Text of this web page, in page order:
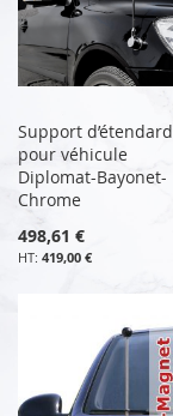
Support d’étendard
pour véhicule
Diplomat-Bayonet-
Chrome
498,61 €
419,00 €